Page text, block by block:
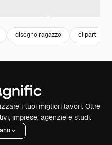
disegno ragazzo clipart
i tuoi migliori lavori. Oltre
imprese, agenzie e studi.